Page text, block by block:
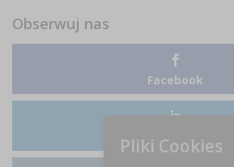
Obserwuj nas
Facebook
LinkedIn
Pliki Cookies